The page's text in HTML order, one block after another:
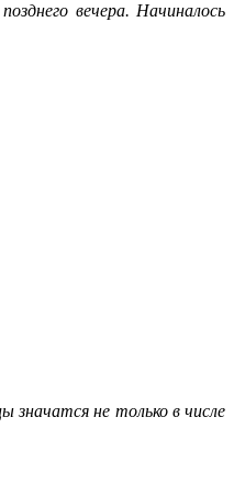
вечера. Начиналось
значатся не только в числе